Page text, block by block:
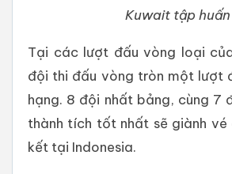
Kuwait tập huấn
Tại các lượt đấu vòng loại
đội thi đấu vòng tròn một lượt
hạng. 8 đội nhất bảng, cùng 7
thành tích tốt nhất sẽ giành vé
kết tại Indonesia.